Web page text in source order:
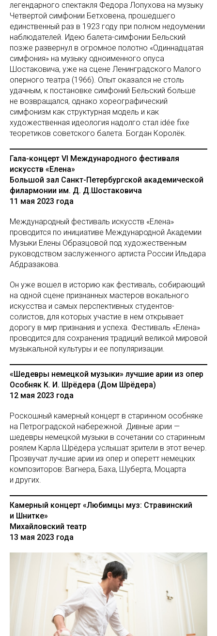
легендарного спектакля Федора Лопухова на музыку
Четвертой симфонии Бетховена, прошедшего
единственный раз в 1923 году при полном недоумении
наблюдателей. Идею балета-симфонии Бельский
позже развернул в огромное полотно «Одиннадцатая
симфония» на музыку одноименного опуса
Шостаковича, уже на сцене Ленинградского Малого
оперного театра (1966). Опыт оказался не столь
удачным, к постановке симфоний Бельский больше
не возвращался, однако хореографический
симфонизм как структурная модель и как
художественная идеология надолго стал idée fixe
теоретиков советского балета. Богдан Королёк.
Гала-концерт VI Международного фестиваля
искусств «Елена»
Большой зал Санкт-Петербургской академической
филармонии им. Д. Д.Шостаковича
11 мая 2023 года
Международный фестиваль искусств «Елена»
проводится по инициативе Международной Академии
Музыки Елены Образцовой под художественным
руководством заслуженного артиста России Ильдара
Абдразакова.
Он уже вошел в историю как фестиваль, собирающий
на одной сцене признанных мастеров вокального
искусства и самых перспективных студентов-
солистов, для которых участие в нем открывает
дорогу в мир признания и успеха. Фестиваль «Елена»
проводится для сохранения традиций великой мировой
музыкальной культуры и ее популяризации.
«Шедевры немецкой музыки» лучшие арии из опер
Особняк К. И. Шрёдера (Дом Шрёдера)
12 мая 2023 года
Роскошный камерный концерт в старинном особняке
на Петроградской набережной. Дивные арии —
шедевры немецкой музыки в сочетании со старинным
роялем Карла Шрёдера услышат зрители в этот вечер.
Прозвучат лучшие арии из опер и оперетт немецких
композиторов: Вагнера, Баха, Шуберта, Моцарта
и других.
Камерный концерт «Любимцы муз: Стравинский
и Шнитке»
Михайловский театр
13 мая 2023 года